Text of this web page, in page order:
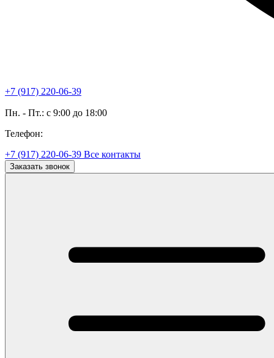
+7 (917) 220-06-39
Пн. - Пт.: с 9:00 до 18:00
Телефон:
+7 (917) 220-06-39 Все контакты
Заказать звонок